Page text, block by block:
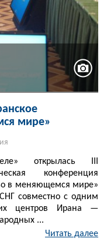
мире»
открылась III
конференция
в меняющемся мире»
совместно с одним
центров Ирана —
...
Читать далее